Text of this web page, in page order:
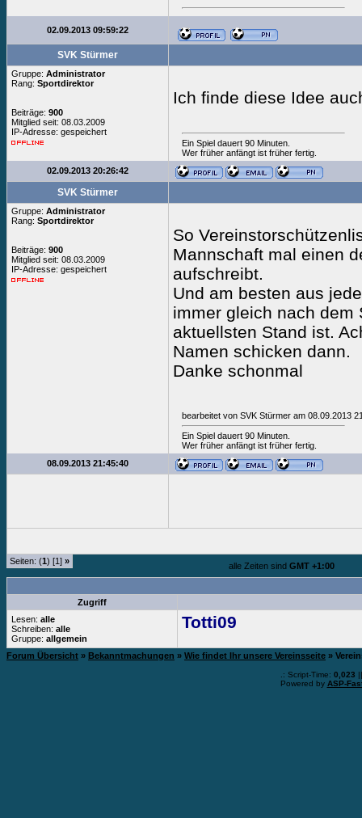
02.09.2013 09:59:22
SVK Stürmer
Gruppe: Administrator
Rang: Sportdirektor
Beiträge: 900
Mitglied seit: 08.03.2009
IP-Adresse: gespeichert
Ich finde diese Idee
Ein Spiel dauert 90 Minuten.
Wer früher anfängt ist früher fertig.
02.09.2013 20:26:42
SVK Stürmer
Gruppe: Administrator
Rang: Sportdirektor
Beiträge: 900
Mitglied seit: 08.03.2009
IP-Adresse: gespeichert
So
Mannschaft mal einen
aufschreibt.
Und am besten aus
immer gleich nach dem
aktuellsten Stand ist.
Namen schicken dann.
Danke schonmal
bearbeitet von SVK Stürmer am 08.09.2013
Ein Spiel dauert 90 Minuten.
Wer früher anfängt ist früher fertig.
08.09.2013 21:45:40
Seiten: (1) [1] » alle Zeiten sind GMT +1:00
Zugriff
Lesen: alle
Schreiben: alle
Gruppe: allgemein
Totti09
Forum Übersicht » Bekanntmachungen » Wie findet Ihr unsere Vereinsseite »
.: Script-Time: 0,023
Powered by ASP-